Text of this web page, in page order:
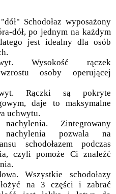
Schodołaz wyposażony
dół, po jednym na każdym
jest idealny dla osób
Wysokość rączek
osoby operującej
Rączki są pokryte
daje to maksymalne
uchwytu.
Zintegrowany
pozwala na
schodołazem podczas
czyli pomoże Ci znaleźć
Wszystkie schodołazy
na 3 części i zabrać